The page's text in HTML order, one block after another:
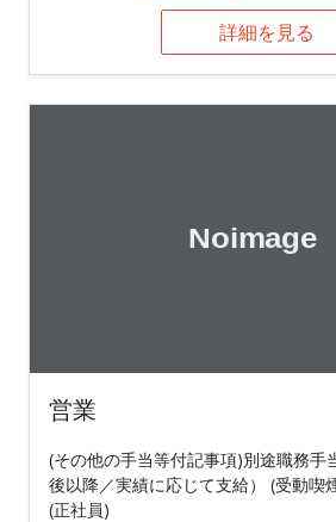
詳細を見る
営業
(その他の手当等付記事項)別途職務手
後以降／実績に応じて支給） (受動喫
(正社員)